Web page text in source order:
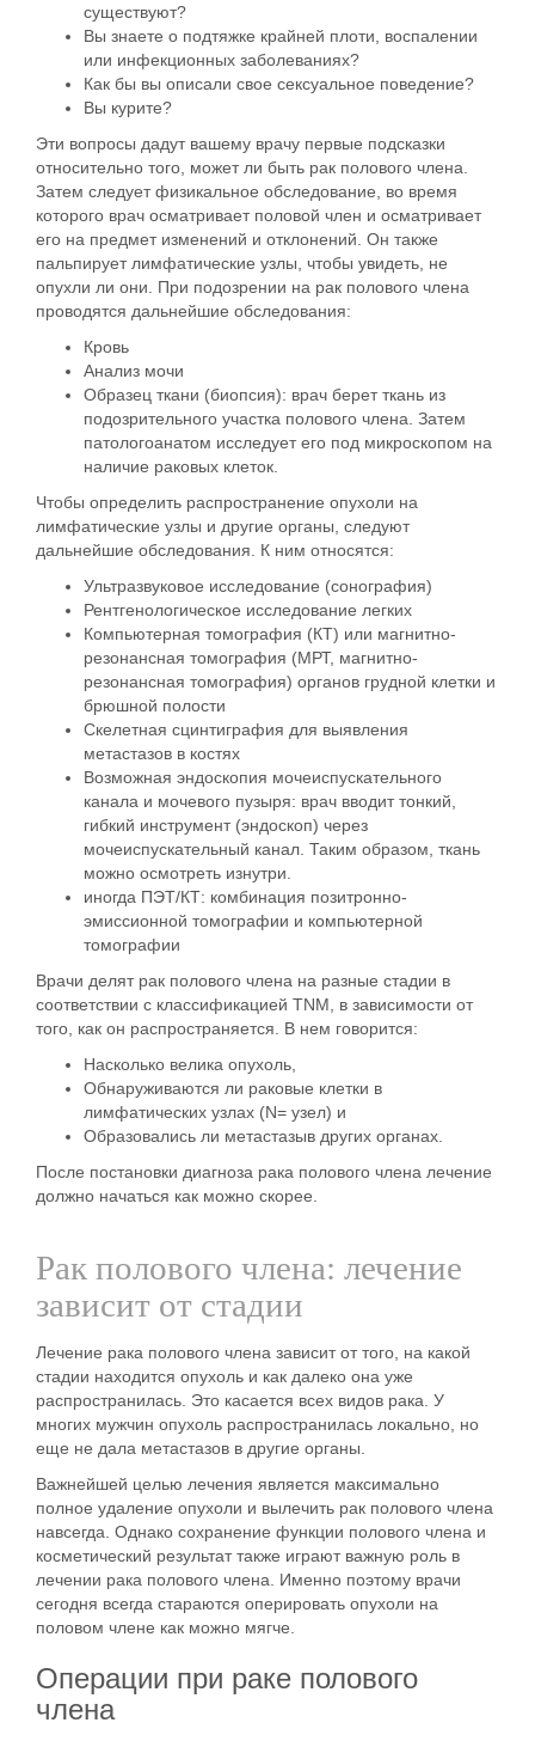
существуют?
Вы знаете о подтяжке крайней плоти, воспалении
или инфекционных заболеваниях?
Как бы вы описали свое сексуальное поведение?
Вы курите?
Эти вопросы дадут вашему врачу первые подсказки
относительно того, может ли быть рак полового члена.
Затем следуетфизикальное обследование , во время
которого врач осматривает половой член и осматривает
его на предмет изменений и отклонений. Он также
пальпирует лимфатические узлы, чтобы увидеть, не
опухли ли они. При подозрении на рак полового члена
проводятся дальнейшие обследования:
Кровь
Анализ мочи
Образец ткани (биопсия): врач берет ткань из
подозрительного участка полового члена. Затем
патологоанатом исследует его под микроскопом на
наличие раковых клеток.
Чтобы определить распространение опухоли на
лимфатические узлы и другие органы, следуют
дальнейшие обследования. К ним относятся:
Ультразвуковое исследование (сонография)
Рентгенологическое исследование легких
Компьютерная томография (КТ) или магнитно-
резонансная томография (МРТ, магнитно-
резонансная томография) органов грудной клетки и
брюшной полости
Скелетная сцинтиграфия для выявления
метастазов в костях
Возможная эндоскопия мочеиспускательного
канала и мочевого пузыря: врач вводит тонкий,
гибкий инструмент (эндоскоп) через
мочеиспускательный канал. Таким образом, ткань
можно осмотреть изнутри.
иногда ПЭТ/КТ: комбинация позитронно-
эмиссионной томографии и компьютерной
томографии
Врачи делят рак полового члена на разные стадии в
соответствии с классификацией TNM , в зависимости от
того, как он распространяется. В нем говорится:
Насколько велика опухоль
Обнаруживаются ли раковые клетки в
лимфатических узлах (N= узел) и
Образовались ли метастазыв других органах.
После постановки диагноза рака полового члена лечение
должно начаться как можно скорее.
Рак полового члена: лечение
зависит от стадии
Лечение рака полового члена зависит от того, на какой
стадии находится опухоль и как далеко она уже
распространилась. Это касается всех видов рака. У
многих мужчин опухоль распространилась локально, но
еще не дала метастазов в другие органы.
Важнейшей целью лечения является максимально
полное удаление опухоли и вылечить рак полового члена
навсегда. Однако сохранение функции полового члена и
косметический результат также играют важную роль в
лечении рака полового члена. Именно поэтому врачи
сегодня всегда стараются оперировать опухоли на
половом члене как можно мягче.
Операции при раке полового
члена